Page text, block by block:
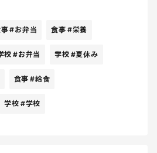
負担が増している…。
#お弁当 食事 #栄養
校 #お弁当 学校 #夏休み
食事 #給食
学校 #学校